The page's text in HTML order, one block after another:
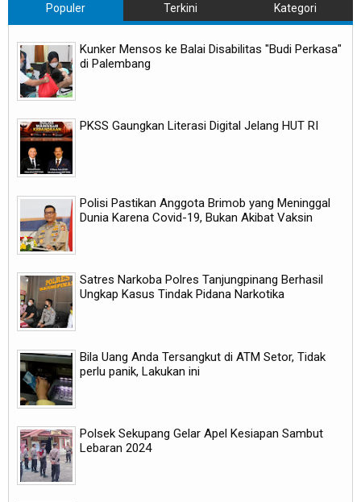
Populer Terkini Kategori
Kunker Mensos ke Balai Disabilitas "Budi Perkasa"
di Palembang
PKSS Gaungkan Literasi Digital Jelang HUT RI
Polisi Pastikan Anggota Brimob yang Meninggal
Dunia Karena Covid-19, Bukan Akibat Vaksin
Satres Narkoba Polres Tanjungpinang Berhasil
Ungkap Kasus Tindak Pidana Narkotika
Bila Uang Anda Tersangkut di ATM Setor, Tidak
perlu panik, Lakukan ini
Polsek Sekupang Gelar Apel Kesiapan Sambut
Lebaran 2024